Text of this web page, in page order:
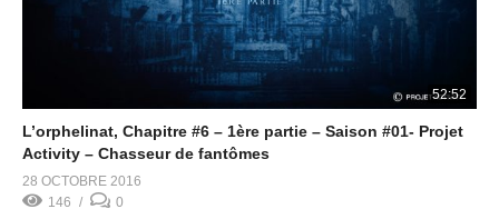
52:52
L’orphelinat, Chapitre #6 – 1ère partie – Saison #01- Projet
Activity – Chasseur de fantômes
28 OCTOBRE 2016
146
0